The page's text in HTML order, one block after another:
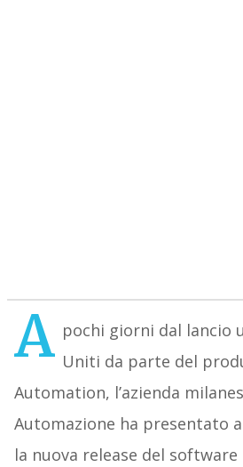
A pochi giorni dal lancio
Uniti da parte del
Automation, l’azienda
Automazione ha presentato
la nuova release del